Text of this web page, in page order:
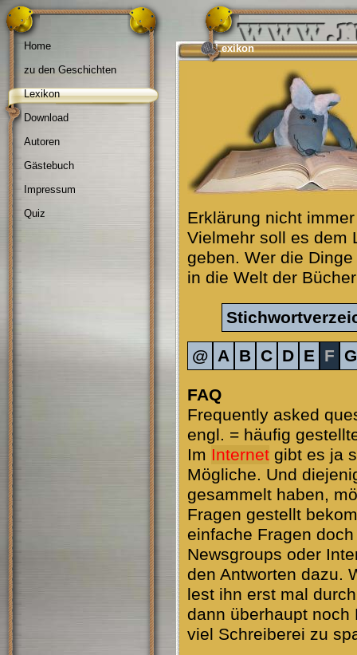
Home
zu den Geschichten
Lexikon
Download
Autoren
Gästebuch
Impressum
Quiz
Lexikon
Erklärung nicht
Vielmehr soll es dem
geben. Wer die
in die Welt der
@ A B C D E F G
FAQ
Frequently asked
engl. = häufig
Im Internet gibt es ja
Mögliche. Und
gesammelt haben,
Fragen gestellt
einfache Fragen
Newsgroups oder
den Antworten dazu.
lest ihn erst mal
dann überhaupt noch
viel Schreiberei zu